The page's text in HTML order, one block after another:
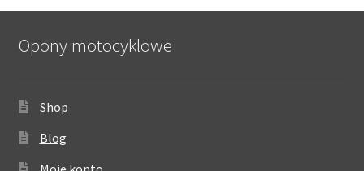
Opony motocyklowe
Shop
Blog